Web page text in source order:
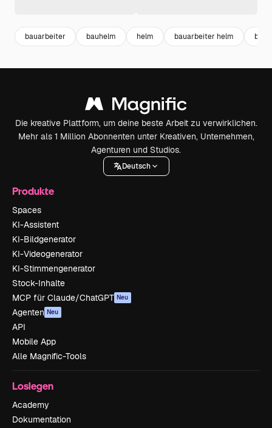
bauarbeiter bauhelm helm bauarbeiter helm bau
Die kreative Plattform, um deine beste Arbeit zu verwirklichen.
Mehr als 1 Million Abonnenten unter Kreativen, Unternehmen,
Agenturen und Studios.
Deutsch
Produkte
Spaces
KI-Assistent
KI-Bildgenerator
KI-Videogenerator
KI-Stimmengenerator
Stock-Inhalte
MCP für Claude/ChatGPT Neu
Agenten Neu
API
Mobile App
Alle Magnific-Tools
Loslegen
Academy
Dokumentation